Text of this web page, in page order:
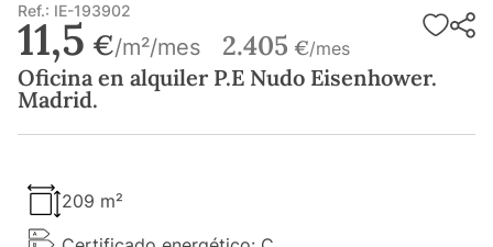
Ref.: IE-193902
11,5 €/m²/mes 2.405 €/mes
Oficina en alquiler P.E Nudo Eisenhower.
Madrid.
209 m²